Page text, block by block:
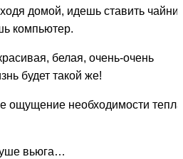
домой, идешь ставить чайник
компьютер.
белая, очень-очень
будет такой же!
ощущение необходимости тепла
вьюга…